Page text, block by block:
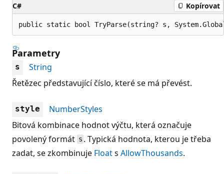
C# Kopírovat
public static bool TryParse(string? s,
Parametry
s
String
Řetězec představující číslo, které se má převést.
style
NumberStyles
Bitová kombinace hodnot výčtu, která označuje
povolený formát s . Typická hodnota, kterou je třeba
zadat, se zkombinuje Floats AllowThousands.